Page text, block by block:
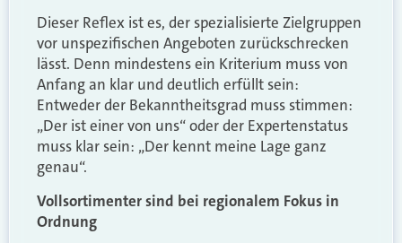
Dieser Reflex ist es, der spezialisierte Zielgruppen
vor unspezifischen Angeboten zurückschrecken
lässt. Denn mindestens ein Kriterium muss von
Anfang an klar und deutlich erfüllt sein:
Entweder der Bekanntheitsgrad muss stimmen:
„Der ist einer von uns“ oder der Expertenstatus
muss klar sein: „Der kennt meine Lage ganz
genau“.
Vollsortimenter sind bei regionalem Fokus in
Ordnung